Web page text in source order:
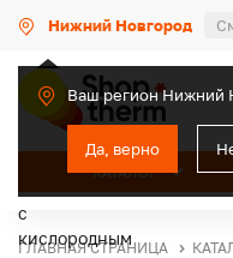
Нижний Новгород
Ваш регион Нижний
Да, верно
КАТАЛОГ
ГЛАВНАЯ СТРАНИЦА